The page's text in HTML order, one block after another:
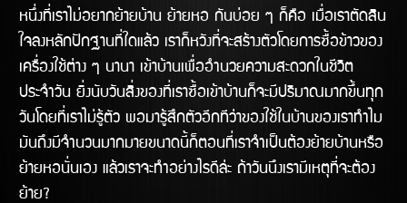
หนึ่งที่เราไม่อยากย้ายบ้าน ย้ายหอ กันบ่อย ๆ ก็คือ เมื่อเราตัดสิน
ใจลงหลักปักฐานที่ใดแล้ว เราก็หวังที่จะสร้างตัวโดยการซื้อข้าวของ
เครื่องใช้ต่าง ๆ นานา เข้าบ้านเพื่ออำนวยความสะดวกในชีวิต
ประจำวัน ยิ่งนับวันสิ่งของที่เราซื้อเข้าบ้านก็จะมีปริมาณมากขึ้นทุก
วันโดยที่เราไม่รู้ตัว พอมารู้สึกตัวอีกทีว่าของใช้ในบ้านของเราทำไม
มันถึงมีจำนวนมากมายขนาดนี้ก็ตอนที่เราจำเป็นต้องย้ายบ้านหรือ
ย้ายหอนั่นเอง แล้วเราจะทำอย่างไรดีล้่ะ ถ้าวันนึงเรามีเหตุที่จะต้อง
ย้าย?